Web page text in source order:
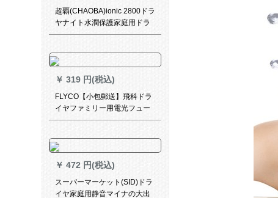
超覇(CHAOBA)ionic 2800ドラ
ヤナイト水潤保護家庭用ドラ
イヤ2000 W大パケック
￥ 319 円(税込)
FLYCO【小包郵送】飛科ドラ
イヤファミリー用電光フュー
ジョンFH 6303標準装備+8点
￥ 472 円(税込)
スーパーマーケット(SID)ドラ
イヤ家庭用静音マイナの大出